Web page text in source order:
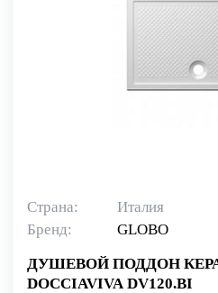
Страна:
Италия
Бренд:
GLOBO
ДУШЕВОЙ ПОДДОН
DOCCIAVIVA DV120.BI